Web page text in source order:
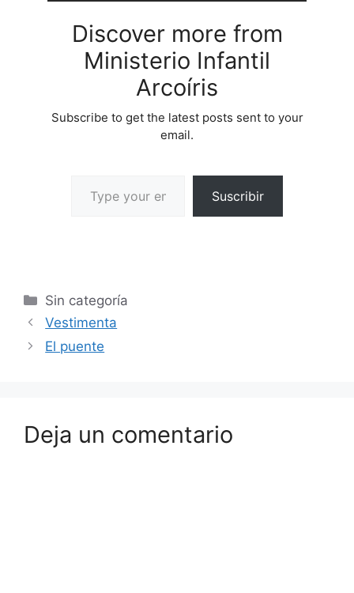
Discover more from
Ministerio Infantil
Arcoíris
Subscribe to get the latest posts sent to your
email.
Suscribir
Sin categoría
Vestimenta
El puente
Deja un comentario